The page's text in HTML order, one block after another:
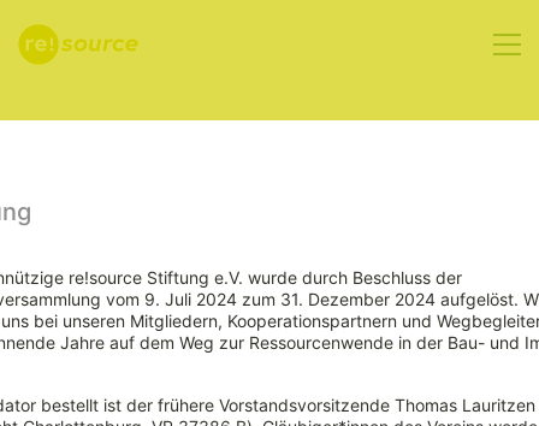
„Normungslandkarte“
re!source Stiftung e.V. wurde durch Beschluss der
vom 9. Juli 2024 zum 31. Dezember 2024 aufgelöst.
bei unseren Mitgliedern, Kooperationspartnern und
Jahre auf dem Weg zur Ressourcenwende in der Bau- und
bestellt ist der frühere Vorstandsvorsitzende Thomas Lauritzen